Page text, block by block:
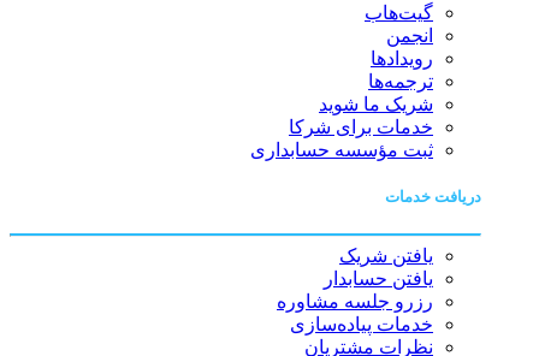
گیت‌هاب
انجمن
رویدادها
ترجمه‌ها
شریک ما شوید
خدمات برای شرکا
ثبت مؤسسه حسابداری
دریافت خدمات
یافتن شریک
یافتن حسابدار
رزرو جلسه مشاوره
خدمات پیاده‌سازی
نظرات مشتریان